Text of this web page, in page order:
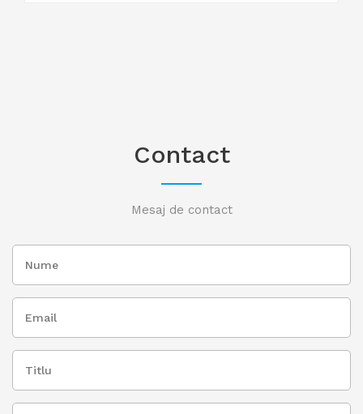
Contact
Mesaj de contact